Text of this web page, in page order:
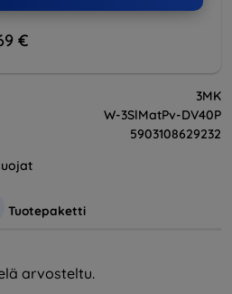
€
3MK
W-3SlMatPv-DV40P
5903108629232
Tuotepaketti
arvosteltu.